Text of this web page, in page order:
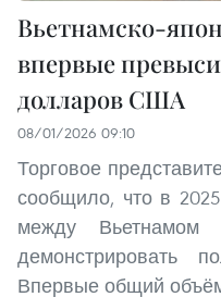
Вьетнамско-
впервые
долларов США
08/01/2026 09:10
Торговое
сообщило, что в
между Вьетнамом
демонстрировать
Впервые общий